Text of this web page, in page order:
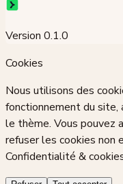
Version 0.1.0
Cookies
Nous utilisons des
fonctionnement du site,
le thème. Vous pouvez
refuser les cookies non
Confidentialité &